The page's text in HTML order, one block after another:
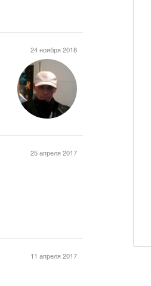
24 ноября 2018
25 апреля 2017
11 апреля 2017